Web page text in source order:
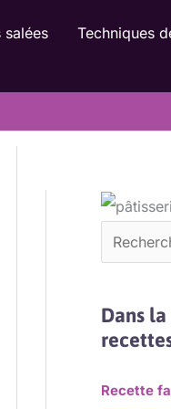
salées
Techniques
Dans
Recette